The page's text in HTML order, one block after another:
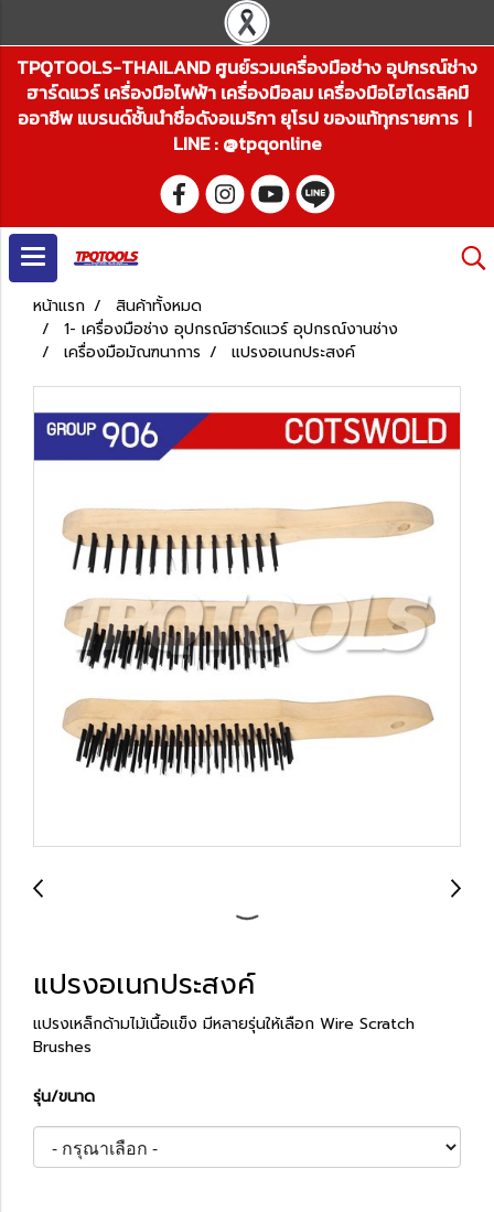
TPQTOOLS-THAILAND ศูนย์รวมเครื่องมือช่าง อุปกรณ์ช่าง
ฮาร์ดแวร์ เครื่องมือไฟฟ้า เครื่องมือลม เครื่องมือไฮโดรลิคมื
ออาชีพ แบรนด์ชั้นนำชื่อดังอเมริกา ยุโรป ของแท้ทุกรายการ |
LINE : @tpqonline
หน้าแรก
สินค้าทั้งหมด
1- เครื่องมือช่าง อุปกรณ์ฮาร์ดแวร์ อุปกรณ์งานช่าง
เครื่องมือมัณฑนาการ
แปรงอเนกประสงค์
แปรงอเนกประสงค์
แปรงเหล็กด้ามไม้เนื้อแข็ง มีหลายรุ่นให้เลือก Wire Scratch
Brushes
รุ่น/ขนาด